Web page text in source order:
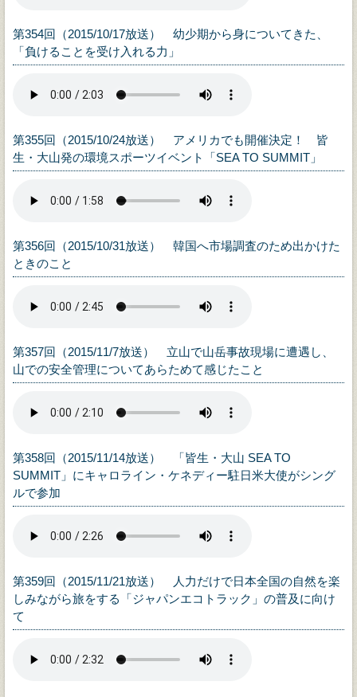
第354回（2015/10/17放送） 幼少期から身についてきた、
「負けることを受け入れる力」
第355回（2015/10/24放送） アメリカでも開催決定！ 皆
生・大山発の環境スポーツイベント「SEA TO SUMMIT」
第356回（2015/10/31放送） 韓国へ市場調査のため出かけた
ときのこと
第357回（2015/11/7放送） 立山で山岳事故現場に遭遇し、
山での安全管理についてあらためて感じたこと
第358回（2015/11/14放送） 「皆生・大山 SEA TO
SUMMIT」にキャロライン・ケネディー駐日米大使がシング
ルで参加
第359回（2015/11/21放送） 人力だけで日本全国の自然を楽
しみながら旅をする「ジャパンエコトラック」の普及に向け
て